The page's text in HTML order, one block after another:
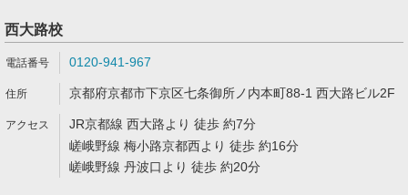
西大路校
0120-941-967
京都府京都市下京区七条御所ノ内本町88-1 西大路ビル2F
JR京都線 西大路より 徒歩 約7分
嵯峨野線 梅小路京都西より 徒歩 約16分
嵯峨野線 丹波口より 徒歩 約20分